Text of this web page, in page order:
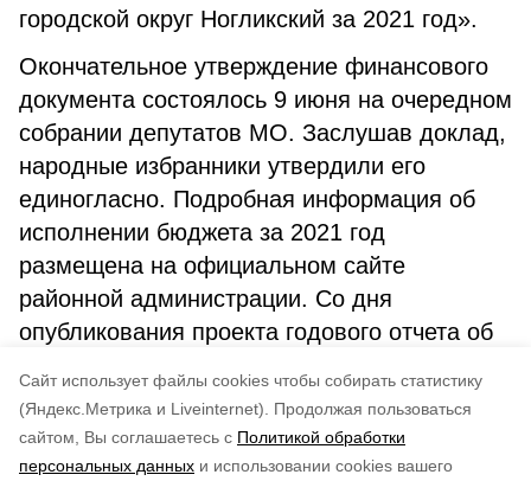
Cайт использует файлы cookies чтобы собирать статистику
(Яндекс.Метрика и Liveinternet).
Продолжая пользоваться
сайтом, Вы соглашаетесь с Политикой обработки
персональных данных и использовании cookies вашего
городской округ Ногликский за 2021 год».
Окончательное утверждение финансового
документа состоялось 9 июня на очередном
собрании депутатов МО. Заслушав доклад,
народные избранники утвердили его
единогласно. Подробная информация об
исполнении бюджета за 2021 год
размещена на официальном сайте
районной администрации. Со дня
опубликования проекта годового отчета об
не поступало.